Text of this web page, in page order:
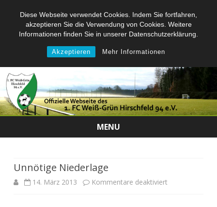
Diese Webseite verwendet Cookies. Indem Sie fortfahren,
akzeptieren Sie die Verwendung von Cookies. Weitere
Informationen finden Sie in unserer Datenschutzerklärung.
Akzeptieren Mehr Informationen
MENU
Unnötige Niederlage
14. März 2013 Kommentare deaktiviert